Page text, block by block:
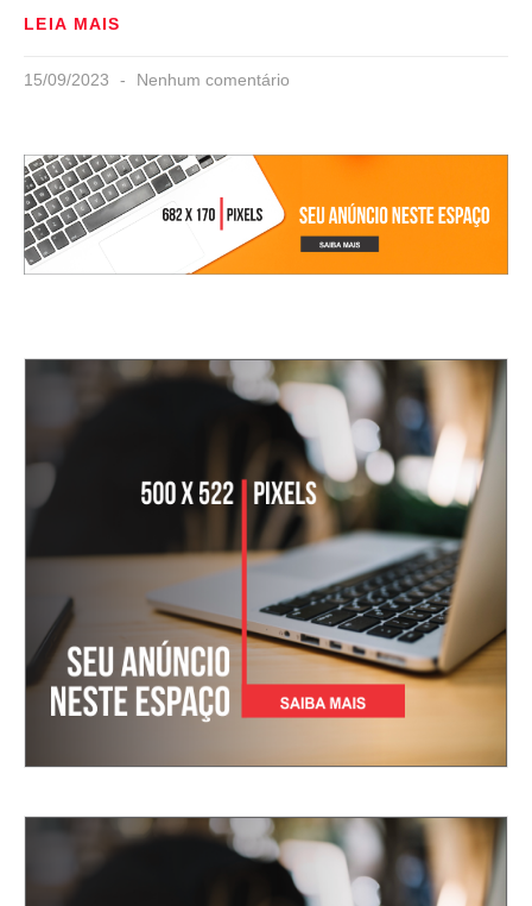
LEIA MAIS
15/09/2023 Nenhum comentário